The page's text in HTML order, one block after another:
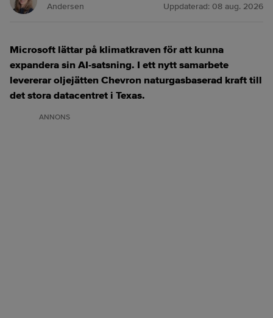
Andersen
Uppdaterad: 08 aug. 2026
Microsoft lättar på klimatkraven för att kunna
expandera sin AI-satsning. I ett nytt samarbete
levererar oljejätten Chevron naturgasbaserad kraft till
det stora datacentret i Texas.
ANNONS